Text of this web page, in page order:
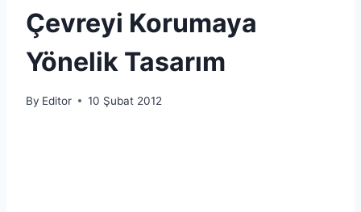
Çevreyi Korumaya
Yönelik Tasarım
By Editor 10 Şubat 2012